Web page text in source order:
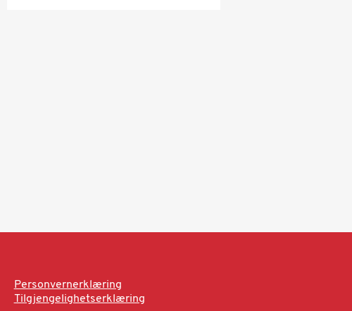
Personvernerklæring
Tilgjengelighetserklæring